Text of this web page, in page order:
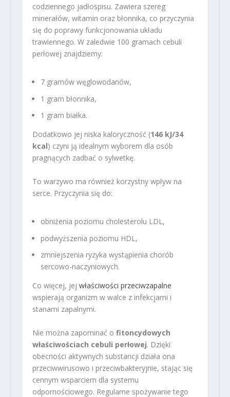
codziennego jadłospisu. Zawiera szereg
minerałów, witamin oraz błonnika, co przyczynia
się do poprawy funkcjonowania układu
trawiennego. W zaledwie 100 gramach cebuli
perłowej znajdziemy:
7 gramów węglowodanów,
1 gram błonnika,
1 gram białka.
Dodatkowo jej niska kaloryczność (146 kJ/34
kcal) czyni ją idealnym wyborem dla osób
pragnących zadbać o sylwetkę.
To warzywo ma również korzystny wpływ na
serce. Przyczynia się do:
obniżenia poziomu cholesterolu LDL,
podwyższenia poziomu HDL,
zmniejszenia ryzyka wystąpienia chorób
sercowo-naczyniowych.
Co więcej, jej właściwości przeciwzapalne
wspierają organizm w walce z infekcjami i
stanami zapalnymi.
Nie można zapominać o fitoncydowych
właściwościach cebuli perłowej. Dzięki
obecności aktywnych substancji działa ona
przeciwwirusowo i przeciwbakteryjnie, stając się
cennym wsparciem dla systemu
odpornościowego. Regularne spożywanie tego